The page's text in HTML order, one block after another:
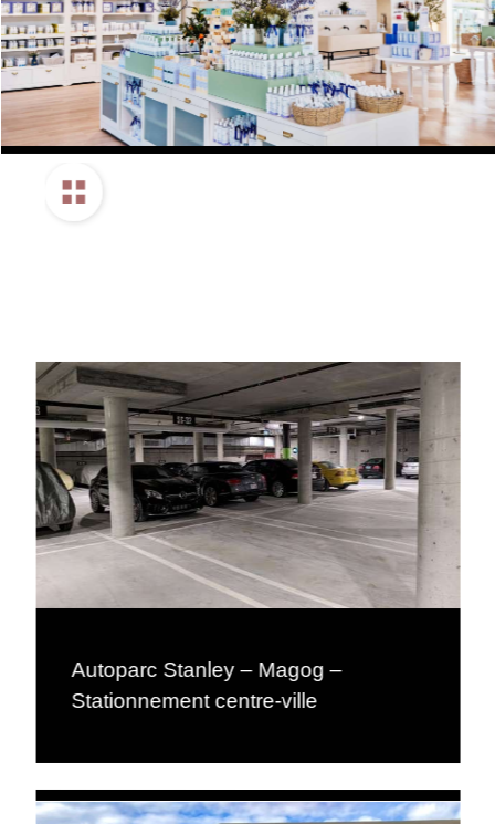
Autoparc Stanley – Magog –
Stationnement centre-ville